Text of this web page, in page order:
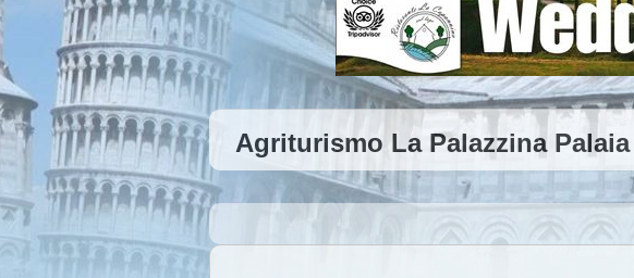
Agriturismo La Palazzina Palaia